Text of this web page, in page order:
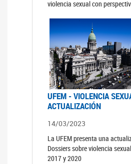
violencia sexual con
UFEM - VIOLENCIA
ACTUALIZACIÓN
14/03/2023
La UFEM presenta una
Dossiers sobre violencia
2017 y 2020